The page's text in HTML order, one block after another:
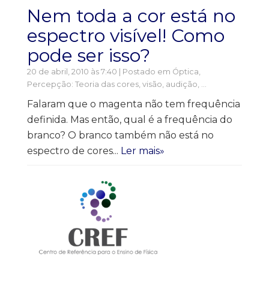
Nem toda a cor está no
espectro visível! Como
pode ser isso?
20 de abril, 2010 às 7:40 | Postado em Óptica
Percepção: Teoria das cores, visão, audição, ...
Falaram que o magenta não tem frequência
definida. Mas então, qual é a frequência do
branco? O branco também não está no
espectro de cores... Ler mais»